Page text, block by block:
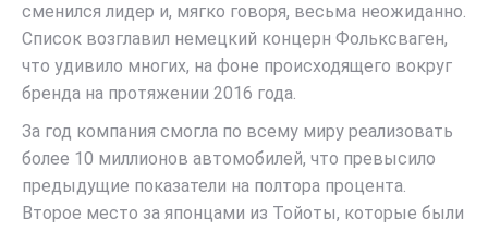
сменился лидер и, мягко говоря, весьма неожиданно.
Список возглавил немецкий концерн Фольксваген,
что удивило многих, на фоне происходящего вокруг
бренда на протяжении 2016 года.
За год компания смогла по всему миру реализовать
более 10 миллионов автомобилей, что превысило
предыдущие показатели на полтора процента.
Второе место за японцами из Тойоты, которые были